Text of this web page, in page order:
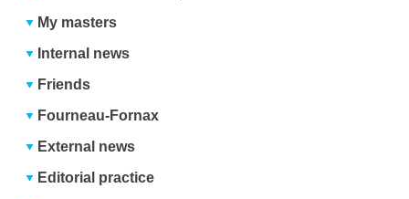
My masters
Internal news
Friends
Fourneau-Fornax
External news
Editorial practice